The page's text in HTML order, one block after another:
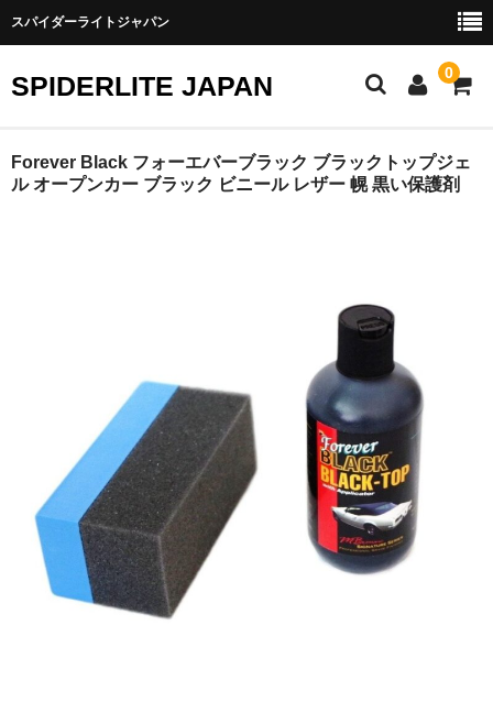
スパイダーライトジャパン
SPIDERLITE JAPAN 0
ホーム
その他雨宮商品
トラスト
LED商品
ホイルパーツ
Forever Black フォーエバーブラック ブラックトップジェ
ル オープンカー ブラック ビニール レザー 幌 黒い保護剤